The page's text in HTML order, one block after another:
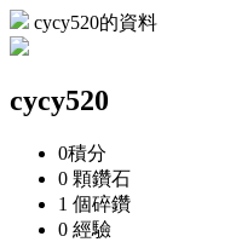
cycy520的資料
cycy520
0積分
0 顆鑽石
1 個碎鑽
0 經驗